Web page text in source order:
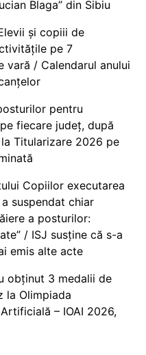
Blaga” din Sibiu
și copiii de
pe 7
vară / Calendarul anului
pentru
fiecare județ, după
Titularizare 2026 pe
Copiilor executarea
suspendat chiar
a posturilor:
/ ISJ susține că s-a
emis alte acte
obținut 3 medalii de
la Olimpiada
– IOAI 2026,